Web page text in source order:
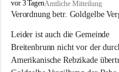
B
r
i
t
e
n
vor 3 TagenAmtliche Mitteilung
Verordnung betr. Goldgelbe
Leider ist auch die Gemeinde
Breitenbrunn nicht vor der
Amerikanische Rebzikade